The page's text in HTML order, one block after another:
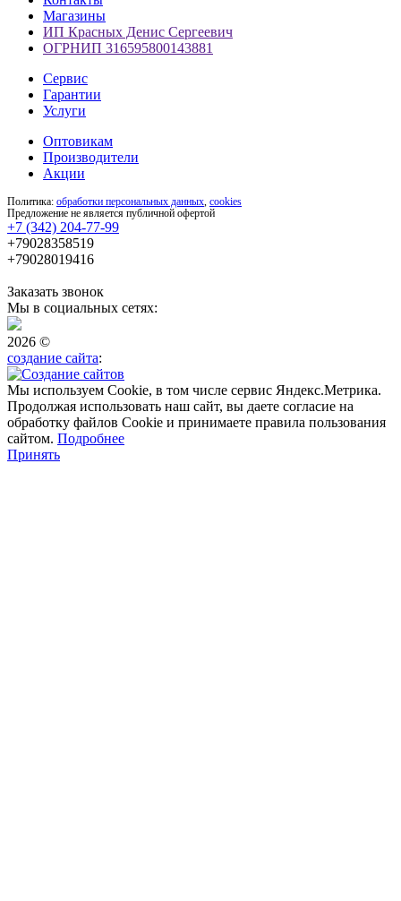
Магазины
ИП Красных Денис Сергеевич
ОГРНИП 316595800143881
Сервис
Гарантии
Услуги
Оптовикам
Производители
Акции
Политика: обработки персональных данных cookies
Предложение не является публичной офертой
+7 (342) 204-77-99
+79028358519
+79028019416
Заказать звонок
Мы в социальных сетях:
2026 ©
создание сайта:
Мы используем Cookie, в том числе сервис Яндекс.Метрика.
Продолжая использовать наш сайт, вы даете согласие на
обработку файлов Cookie и принимаете правила пользования
сайтом. Подробнее
Принять